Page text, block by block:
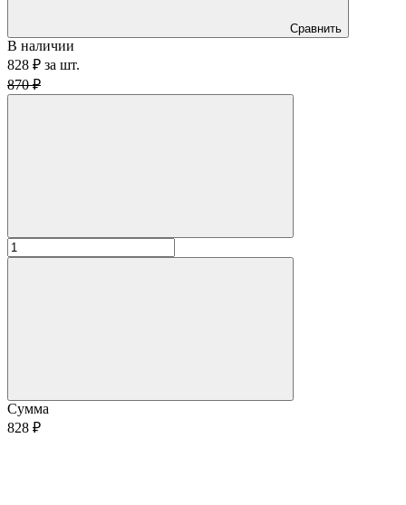
Сравнить
В наличии
828 ₽ за шт.
870 ₽
Сумма
828 ₽